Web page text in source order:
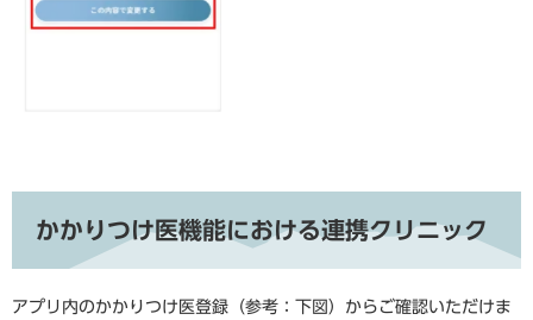
かかりつけ医機能における連携クリニック
アプリ内のかかりつけ医登録（参考：下図）からご確認いただけま